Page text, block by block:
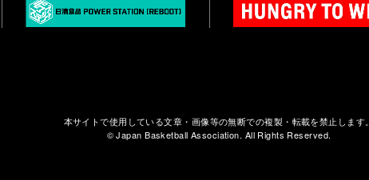
本サイトで使用している文章・画像等の無断での複製・転載を禁止します。
© Japan Basketball Association. All Rights Reserved.